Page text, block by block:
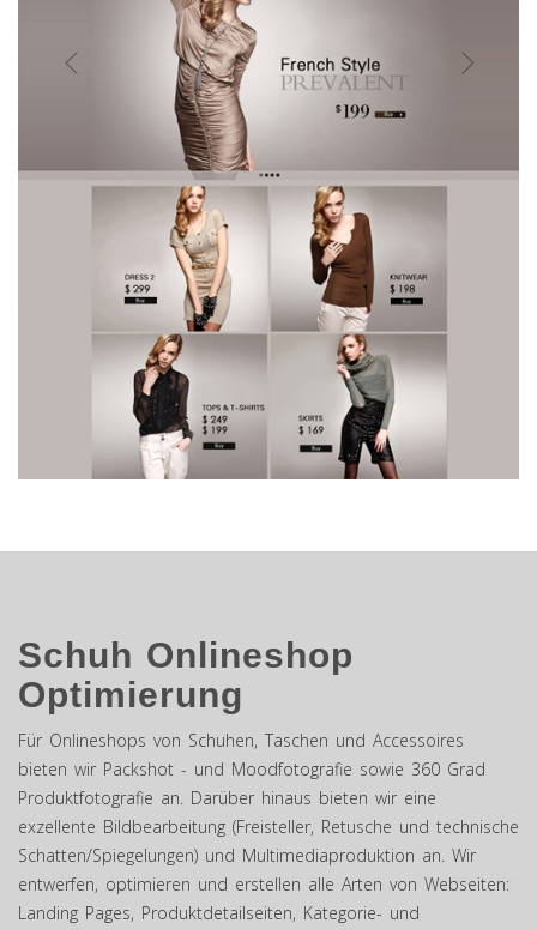
Schuh Onlineshop
Optimierung
Für Onlineshops von Schuhen, Taschen und Accessoires
bieten wir Packshot - und Moodfotografie sowie 360 Grad
Produktfotografie an. Darüber hinaus bieten wir eine
exzellente Bildbearbeitung (Freisteller, Retusche und technische
Schatten/Spiegelungen) und Multimediaproduktion an. Wir
entwerfen, optimieren und erstellen alle Arten von Webseiten:
Landing Pages, Produktdetailseiten, Kategorie- und